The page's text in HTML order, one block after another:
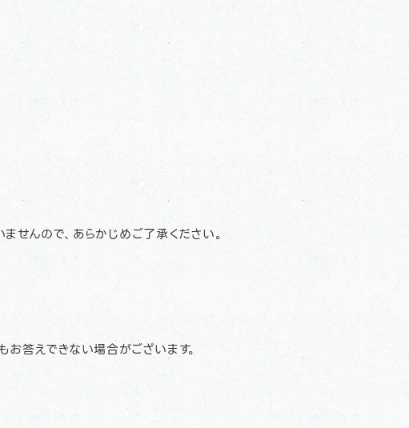
せんので、あらかじめご了承ください。
答えできない場合がございます。